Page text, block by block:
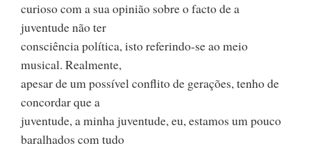
curioso com a sua opinião sobre o facto de a
juventude não ter
consciência política, isto referindo-se ao meio
musical. Realmente,
apesar de um possível conflito de gerações, tenho de
concordar que a
juventude, a minha juventude, eu, estamos um pouco
baralhados com tudo